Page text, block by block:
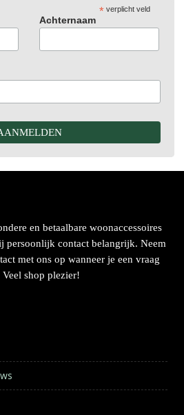
*verplicht veld
Achternaam
en betaalbare woonaccessoires
persoonlijk contact belangrijk. Neem
met ons op wanneer je een vraag
Veel shop plezier!